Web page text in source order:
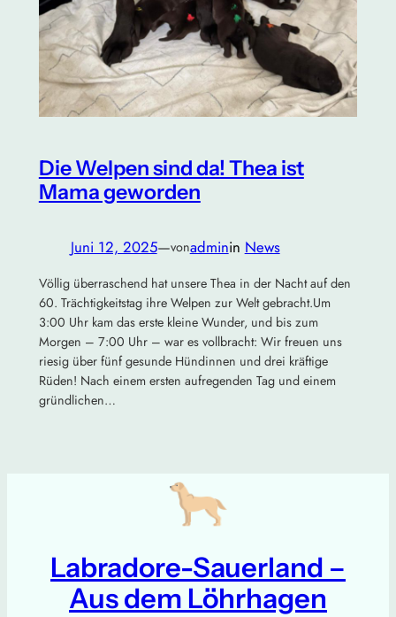
Die Welpen sind da! Thea ist
Mama geworden
Juni 12, 2025—vonadminin News
Völlig überraschend hat unsere Thea in der Nacht auf den
60. Trächtigkeitstag ihre Welpen zur Welt gebracht.Um
3:00 Uhr kam das erste kleine Wunder, und bis zum
Morgen – 7:00 Uhr – war es vollbracht: Wir freuen uns
riesig über fünf gesunde Hündinnen und drei kräftige
Rüden! Nach einem ersten aufregenden Tag und einem
gründlichen…
Labradore-Sauerland –
Aus dem Löhrhagen